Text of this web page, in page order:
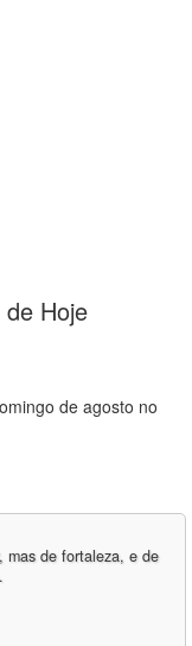
Hoje
de agosto no
mas de fortaleza, e de